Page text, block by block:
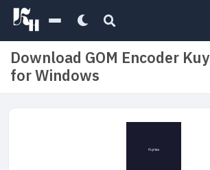
Download GOM Encoder
for Windows